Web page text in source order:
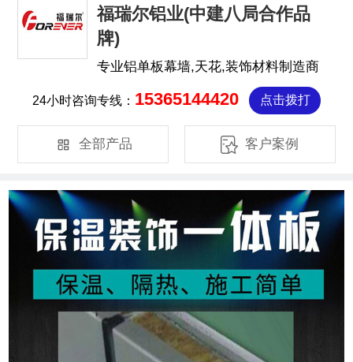
福瑞尔铝业(中建八局合作品
牌)
专业铝单板幕墙,天花,装饰材料制造商
24小时咨询专线： 15365144420 点击拨打
 全部产品  客户案例